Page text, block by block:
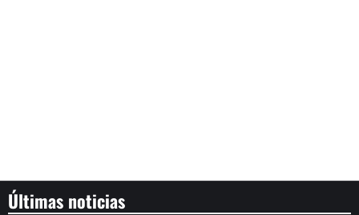
Últimas noticias